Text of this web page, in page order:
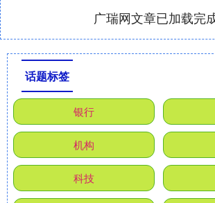
广瑞网文章已加载完
话题标签
银行
机构
科技